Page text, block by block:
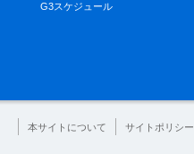
G3スケジュール
本サイトについて サイトポリシー